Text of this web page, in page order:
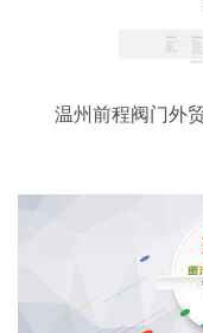
温州前程阀门外